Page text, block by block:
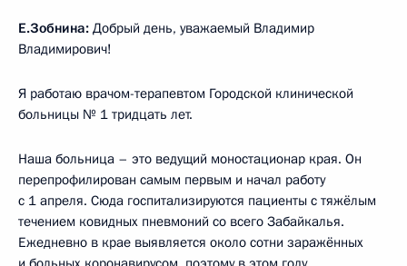
Е.Зобнина: Добрый день, уважаемый Владимир
Владимирович!
Я работаю врачом-терапевтом Городской клинической
больницы № 1 тридцать лет.
Наша больница – это ведущий моностационар края. Он
перепрофилирован самым первым и начал работу
с 1 апреля. Сюда госпитализируются пациенты с тяжёлым
течением ковидных пневмоний со всего Забайкалья.
Ежедневно в крае выявляется около сотни заражённых